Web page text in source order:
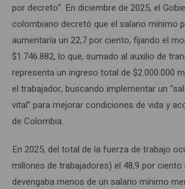
por decreto”. En diciembre de 2025, el
colombiano decretó que el salario mínimo
aumentaría un 22,7 por ciento, fijando el
$1.746.882, lo que, sumado al auxilio de
representa un ingreso total de $2.000.000
el trabajador, buscando implementar un
vital” para mejorar condiciones de vida y
de Colombia.
En 2025, del total de la fuerza de trabajo
millones de trabajadores) el 48,9 por ciento
devengaba menos de un salario mínimo